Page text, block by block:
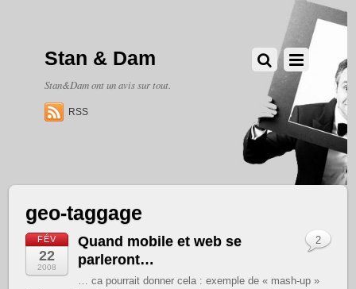
Stan & Dam
Stan&Dam ont un avis sur tout.
RSS
geo-taggage
FÉV
22
2008
Quand mobile et web se
parleront…
… ca pourrait donner cela : exemple de « mash-up »
2